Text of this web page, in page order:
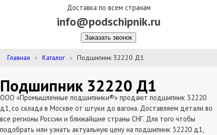
Доставка по всем странам
info@podschipnik.ru
Заказать звонок
Главная Каталог Подшипник 32220 Д1
Подшипник 32220 Д1
ООО «Промышленные подшипники®» продают подшипник 32220
д1, со склада в Москве от штуки до вагона. Доставляем детали во
все регионы России и ближайшие страны СНГ. Для того чтобы
подобрать или узнать актуальную цену на подшипник 32220 д1,